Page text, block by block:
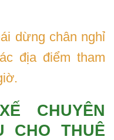
dừng chân nghỉ
địa điểm tham
CHUYÊN
CHO THUÊ